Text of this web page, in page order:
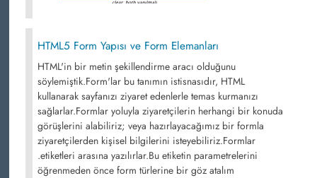
HTML5 Form Yapısı ve Form Elemanları
HTML'in bir metin şekillendirme aracı olduğunu
söylemiştik.Form'lar bu tanımın istisnasıdır, HTML
kullanarak sayfanızı ziyaret edenlerle temas kurmanızı
sağlarlar.Formlar yoluyla ziyaretçilerin herhangi bir konuda
görüşlerini alabiliriz; veya hazırlayacağımız bir formla
ziyaretçilerden kişisel bilgilerini isteyebiliriz.Formlar
.etiketleri arasına yazılırlar.Bu etiketin parametrelerini
öğrenmeden önce form türlerine bir göz atalım